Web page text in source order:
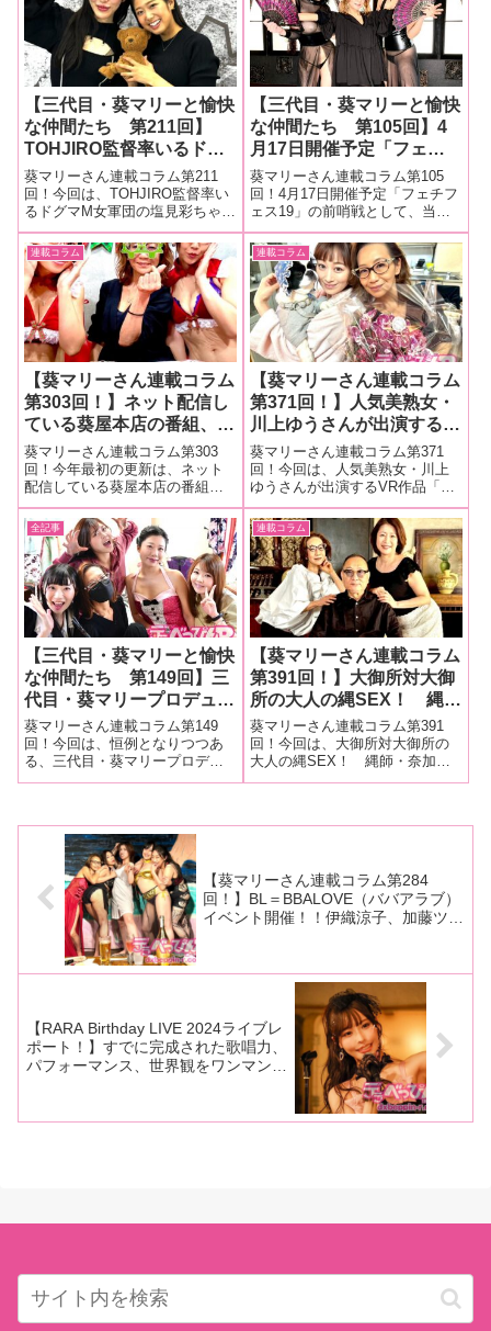
【三代目・葵マリーと愉快
な仲間たち 第211回】
TOHJIRO監督率いるドグ
マM女軍団の塩見彩ちゃ
ん、前乃菜々ちゃんが大阪
でサイン会と公開緊縛調教
ライブを開催！その様子を
レポートします！
葵マリーさん連載コラム第211
回！今回は、TOHJIRO監督率い
るドグマM女軍団の塩見彩ちゃ
ん、前乃菜々ちゃんが大阪でサ
イン会と公開緊縛調教ライブを
開催！その様子をレポートしま
す！■マリーさんの今までの連載
はこちらドグマM女軍団公開緊縛
調教
【三代目・葵マリーと愉快
な仲間たち 第105回】4
月17日開催予定「フェチ
フェス19」イベントで販
売されるのぎほちゃんこと
乃木蛍ちゃん＆ぺちこと音
琴るいちゃんの初コラボ
ROM撮影現場をマリーさ
んがレポート！
葵マリーさん連載コラム第105
回！4月17日開催予定「フェチフ
ェス19」の前哨戦として、当日
イベントで販売されるのぎほち
ゃんこと乃木蛍ちゃん＆ぺちこ
と音琴るいちゃんの初コラボ
ROM撮影現場をマリーさんがレ
ポート！■マリーさんの今までの
連載は
連載コラム
【葵マリーさん連載コラム
第303回！】ネット配信し
ている葵屋本店の番組、伊
織涼子さんの「IORI’zキッ
チン」と範田紗々ちゃんの
「今夜もササごはん」がコ
ラボ放送。その様子をレポ
ートします！
葵マリーさん連載コラム第303
回！今年最初の更新は、ネット
配信している葵屋本店の番組、
伊織涼子さんの「IORI'zキッチ
ン」と範田紗々ちゃんの「今夜
もササごはん」がコラボ放送。
その様子をレポートします！■マ
リーさんの今までの連載はこち
ら 伊
連載コラム
【葵マリーさん連載コラム
第371回！】人気美熟女・
川上ゆうさんが出演する
VR作品「VR 緊縛調教妻
川上ゆう」の撮影現場をレ
ポート！
葵マリーさん連載コラム第371
回！今回は、人気美熟女・川上
ゆうさんが出演するVR作品「VR
緊縛調教妻 川上ゆう」の撮影現
場をレポート！■マリーさんの今
までの連載はこちら 「VR 緊縛
調教妻 川上ゆう」の撮影現場を
レポート！最近、緊縛VR作
全記事
【三代目・葵マリーと愉快
な仲間たち 第149回】三
代目・葵マリープロデュー
ス新宿ニューアートSM興
行。2022年12月バージョ
ンを振り返る
葵マリーさん連載コラム第149
回！今回は、恒例となりつつあ
る、三代目・葵マリープロデュ
ース新宿ニューアートSM興行。
連載はこちら三代目・葵マリー
プロデュース新宿ニューアート
連載コラム
【葵マリーさん連載コラム
第391回！】大御所対大御
所の大人の縄SEX！ 縄
師・奈加あきらさんとマド
ンナ専属女優・友田真希さ
んのイベント「縄奈加會緊
縛撮影会」現場をレポー
葵マリーさん連載コラム第391
回！今回は、大御所対大御所の
大人の縄SEX！ 縄師・奈加あ
きらさんとマドンナ専属女優・
ト！■マリーさんの今までの連載
【葵マリーさん連載コラム第284
回！】BL＝BBALOVE（ババアラブ）
イベント開催！！伊織涼子、加藤ツバ
【RARA Birthday LIVE 2024ライブレ
ポート！】すでに完成された歌唱力、
パフォーマンス、世界観をワンマンラ